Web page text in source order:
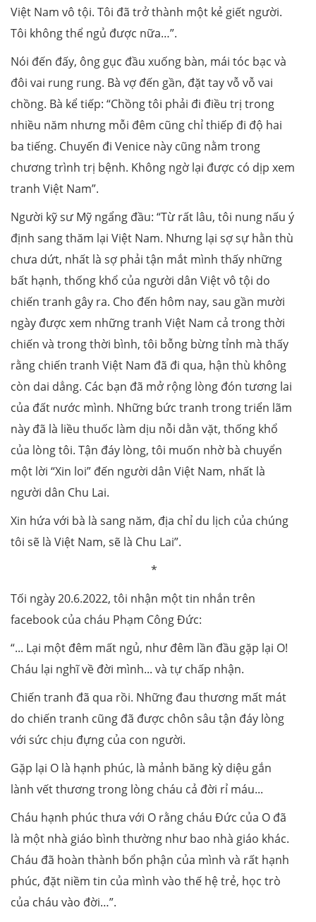
Việt Nam vô tội. Tôi đã trở thành một kẻ giết người.
Tôi không thể ngủ được nữa…”.
Nói đến đấy, ông gục đầu xuống bàn, mái tóc bạc và
đôi vai rung rung. Bà vợ đến gần, đặt tay vỗ vỗ vai
chồng. Bà kể tiếp: “Chồng tôi phải đi điều trị trong
nhiều năm nhưng mỗi đêm cũng chỉ thiếp đi độ hai
ba tiếng. Chuyến đi Venice này cũng nằm trong
chương trình trị bệnh. Không ngờ lại được có dịp xem
tranh Việt Nam”.
Người kỹ sư Mỹ ngẩng đầu: “Từ rất lâu, tôi nung nấu ý
định sang thăm lại Việt Nam. Nhưng lại sợ sự hằn thù
chưa dứt, nhất là sợ phải tận mắt mình thấy những
bất hạnh, thống khổ của người dân Việt vô tội do
chiến tranh gây ra. Cho đến hôm nay, sau gần mười
ngày được xem những tranh Việt Nam cả trong thời
chiến và trong thời bình, tôi bỗng bừng tỉnh mà thấy
rằng chiến tranh Việt Nam đã đi qua, hận thù không
còn dai dẳng. Các bạn đã mở rộng lòng đón tương lai
của đất nước mình. Những bức tranh trong triển lãm
này đã là liều thuốc làm dịu nỗi dằn vặt, thống khổ
của lòng tôi. Tận đáy lòng, tôi muốn nhờ bà chuyển
một lời “Xin loi” đến người dân Việt Nam, nhất là
người dân Chu Lai.
Xin hứa với bà là sang năm, địa chỉ du lịch của chúng
tôi sẽ là Việt Nam, sẽ là Chu Lai”.
*
Tối ngày 20.6.2022, tôi nhận một tin nhắn trên
facebook của cháu Phạm Công Đức:
“... Lại một đêm mất ngủ, như đêm lần đầu gặp lại O!
Cháu lại nghĩ về đời mình... và tự chấp nhận.
Chiến tranh đã qua rồi. Những đau thương mất mát
do chiến tranh cũng đã được chôn sâu tận đáy lòng
với sức chịu đựng của con người.
Gặp lại O là hạnh phúc, là mảnh băng kỳ diệu gắn
lành vết thương trong lòng cháu cả đời rỉ máu...
Cháu hạnh phúc thưa với O rằng cháu Đức của O đã
là một nhà giáo bình thường như bao nhà giáo khác.
Cháu đã hoàn thành bổn phận của mình và rất hạnh
phúc, đặt niềm tin của mình vào thế hệ trẻ, học trò
của cháu vào đời…”.